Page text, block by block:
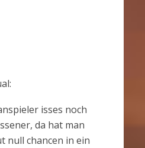
isses noch
da hat man
null chancen in ein